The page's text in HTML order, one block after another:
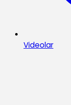
Videolar